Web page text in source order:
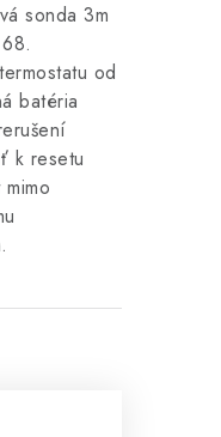
sonda 3m
od
batéria
k resetu